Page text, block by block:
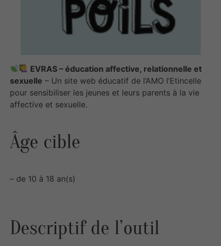
EVRAS – éducation affective, relationnelle et
sexuelle – Un site web éducatif de l’AMO l’Etincelle
pour sensibiliser les jeunes et leurs parents à la vie
affective et sexuelle.
Âge cible
– de 10 à 18 an(s)
Descriptif de l’outil